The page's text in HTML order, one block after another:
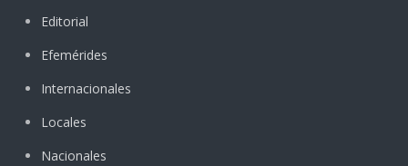
Editorial
Efemérides
Internacionales
Locales
Nacionales